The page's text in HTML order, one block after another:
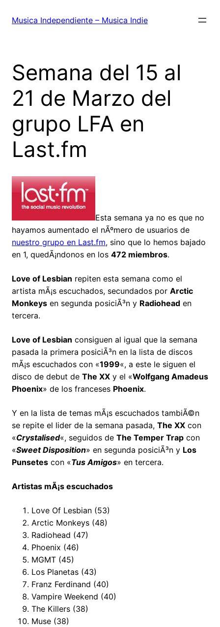
Musica Independiente – Musica Indie
Semana del 15 al
21 de Marzo del
grupo LFA en
Last.fm
Esta semana ya no es que no
hayamos aumentado el nÃºmero de usuarios de
nuestro grupo en Last.fm, sino que lo hemos bajado
en 1, quedÃ¡ndonos en los 472 miembros.
Love of Lesbian repiten esta semana como el
artista mÃ¡s escuchados, secundados por Arctic
Monkeys en segunda posiciÃ³n y Radiohead en
tercera.
Love of Lesbian consiguen al igual que la semana
pasada la primera posiciÃ³n en la lista de discos
mÃ¡s escuchados con «1999«, a este le siguen el
disco de debut de The XX y el «Wolfgang Amadeus
Phoenix» de los franceses Phoenix.
Y en la lista de temas mÃ¡s escuchados tambiÃ©n
se repite el lider de la semana pasada, The XX con
«Crystalised«, seguidos de The Temper Trap con
«Sweet Disposition» en segunda posiciÃ³n y Los
Punsetes con «Tus Amigos» en tercera.
Artistas mÃ¡s escuchados
Love Of Lesbian (53)
Arctic Monkeys (48)
Radiohead (47)
Phoenix (46)
MGMT (45)
Los Planetas (43)
Franz Ferdinand (40)
Vampire Weekend (40)
The Killers (38)
Muse (38)